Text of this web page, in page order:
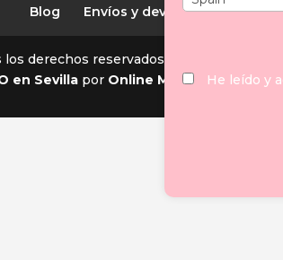
He leído y
Blog Envíos y devoluciones
derechos reservados.
en Sevilla por Online Marketing Prime